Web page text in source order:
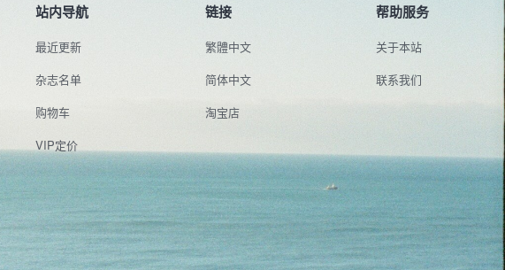
站内导航
最近更新
杂志名单
购物车
VIP定价
链接
繁體中文
简体中文
淘宝店
帮助服务
关于本站
联系我们